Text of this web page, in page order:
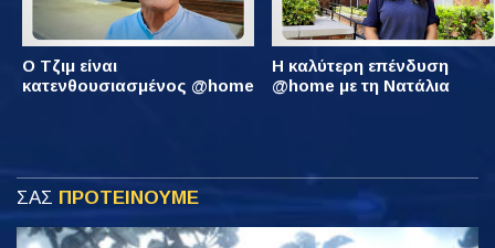
Ο Τζιμ είναι
κατενθουσιασμένος @home
Η καλύτερη επένδυση
@home με τη Νατάλια
ΣΑΣ ΠΡΟΤΕΙΝΟΥΜΕ